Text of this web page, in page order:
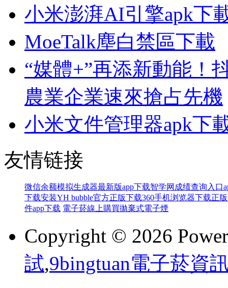
小米澎湃AI引擎apk下
MoeTalk塵白禁區下載
“媒體+”再添新動能！
農業企業速來搶占先機
小米文件管理器apk下
友情链接
微信余额模拟生成器最新版app下载智学网成绩查询入口
下载安装YH bubble官方正版下载360手机浏览器下载正
件app下载 電子菸線上購買拋棄式電子煙
Copyright © 2026
試,9bingtuan電子菸資